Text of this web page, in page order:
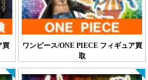
買
ワンピース/ONE PIECE フィギュア買
取